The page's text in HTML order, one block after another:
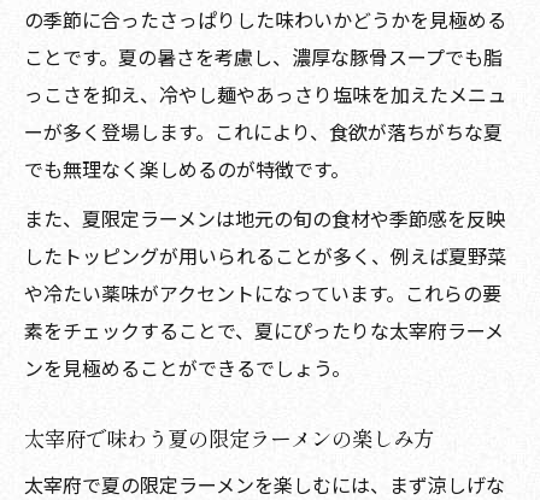
の季節に合ったさっぱりした味わいかどうかを見極める
ことです。夏の暑さを考慮し、濃厚な豚骨スープでも脂
っこさを抑え、冷やし麺やあっさり塩味を加えたメニュ
ーが多く登場します。これにより、食欲が落ちがちな夏
でも無理なく楽しめるのが特徴です。
また、夏限定ラーメンは地元の旬の食材や季節感を反映
したトッピングが用いられることが多く、例えば夏野菜
や冷たい薬味がアクセントになっています。これらの要
素をチェックすることで、夏にぴったりな太宰府ラーメ
ンを見極めることができるでしょう。
太宰府で味わう夏の限定ラーメンの楽しみ方
太宰府で夏の限定ラーメンを楽しむには、まず涼しげな